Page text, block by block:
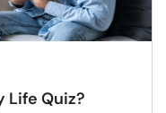
Life Quiz?